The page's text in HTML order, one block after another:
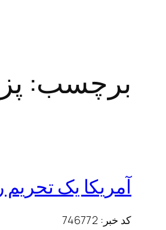
برچسب:
آمریکا یک
کد خبر:746772